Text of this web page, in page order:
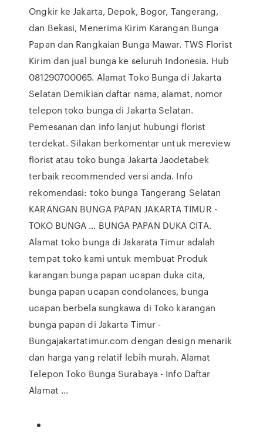
Ongkir ke Jakarta, Depok, Bogor, Tangerang,
dan Bekasi, Menerima Kirim Karangan Bunga
Papan dan Rangkaian Bunga Mawar. TWS Florist
Kirim dan jual bunga ke seluruh Indonesia. Hub
081290700065. Alamat Toko Bunga di Jakarta
Selatan Demikian daftar nama, alamat, nomor
telepon toko bunga di Jakarta Selatan.
Pemesanan dan info lanjut hubungi florist
terdekat. Silakan berkomentar untuk mereview
florist atau toko bunga Jakarta Jaodetabek
terbaik recommended versi anda. Info
rekomendasi: toko bunga Tangerang Selatan
KARANGAN BUNGA PAPAN JAKARTA TIMUR -
TOKO BUNGA … BUNGA PAPAN DUKA CITA.
Alamat toko bunga di Jakarata Timur adalah
tempat toko kami untuk membuat Produk
karangan bunga papan ucapan duka cita,
bunga papan ucapan condolances, bunga
ucapan berbela sungkawa di Toko karangan
bunga papan di Jakarta Timur -
Bungajakartatimur.com dengan design menarik
dan harga yang relatif lebih murah. Alamat
Telepon Toko Bunga Surabaya - Info Daftar
Alamat ...